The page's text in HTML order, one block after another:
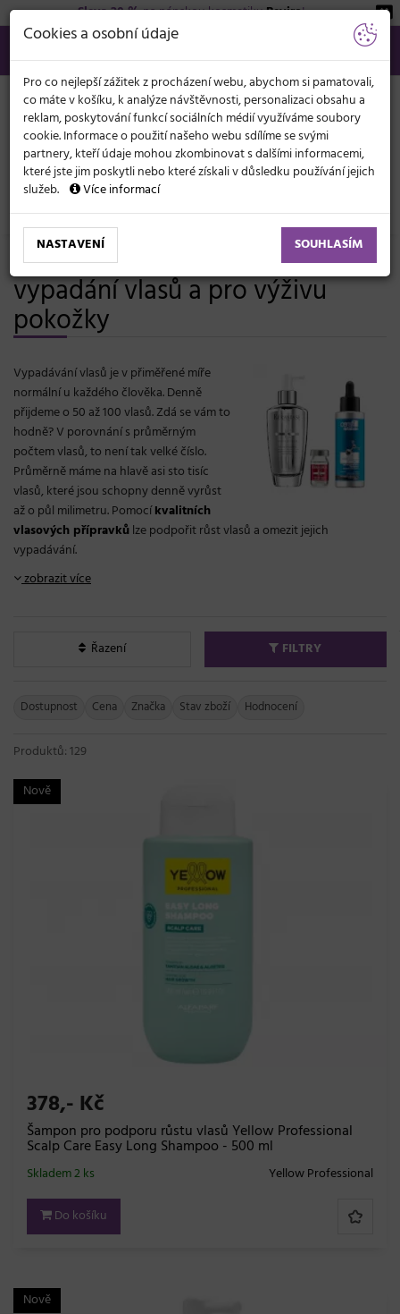
Sleva 20 %na pánskou kosmetikuBeviro!
566 440 099
info@svetkadernictvi.cz
Po−pá: 8−17
Vše o nákupu Kč
KATEGORIE
MENU
Vlasová kosmetika Padání vlasů a výživa
Vlasové přípravky proti
vypadání vlasů a pro výživu
pokožky
Vypadávání vlasů je v přiměřené míře
normální u každého člověka. Denně
přijdeme o 50 až 100 vlasů. Zdá se vám to
hodně? V porovnání s průměrným
počtem vlasů, to není tak velké číslo.
Průměrně máme na hlavě asi sto tisíc
vlasů, které jsou schopny denně vyrůst
až o půl milimetru. Pomocíkvalitních
vlasových přípravků lze podpořit růst vlasů a omezit jejich
vypadávání.
zobrazit více
Řazení FILTRY
Dostupnost Cena Značka Stav zboží Hodnocení
Produktů: 129
Nově
378,- Kč
Šampon pro podporu růstu vlasů Yellow Professional
Scalp Care Easy Long Shampoo - 500 ml
Yellow Professional
Skladem 2 ks
Do košíku
Nově
Cookies a osobní údaje
Pro co nejlepší zážitek z procházení webu, abychom si pamatovali,
co máte v košíku, k analýze návštěvnosti, personalizaci obsahu a
reklam, poskytování funkcí sociálních médií využíváme soubory
cookie. Informace o použití našeho webu sdílíme se svými
partnery, kteří údaje mohou zkombinovat s dalšími informacemi,
které jste jim poskytli nebo které získali v důsledku používání jejich
služeb.
Více informací
NASTAVENÍ SOUHLASÍM